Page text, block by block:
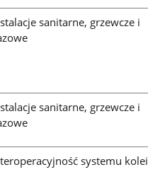
sanitarne, grzewcze i
sanitarne, grzewcze i
systemu kolei